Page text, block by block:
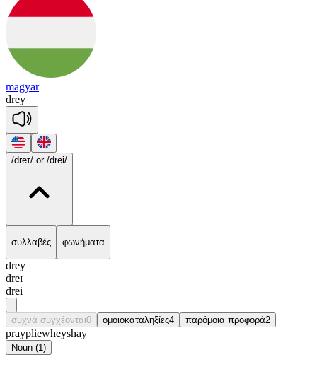
magyar
drey
/dreɪ/ or /drei/
συλλαβές φωνήματα
drey
dreɪ
drei
συχνά συγχέονται0 ομοιοκαταληξίες4 παρόμοια προφορά2
praypliewheyshay
Noun (1)